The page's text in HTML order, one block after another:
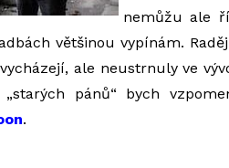
nemůžu ale
většinou vypínám.
ale neustrnuly ve
pánů“ bych
.